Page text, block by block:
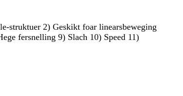
struktuer 2) Geskikt foar linearsbeweging
fersnelling 9) Slach 10) Speed ​​11)